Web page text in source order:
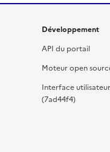
Développement
API du portail
Moteur open
Interface
(7ad44f4)